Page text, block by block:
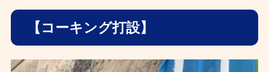
【コーキング打設】